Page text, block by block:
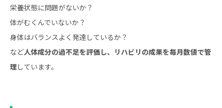
栄養状態に問題がないか？
体がむくんでいないか？
身体はバランスよく発達しているか？
など人体成分の過不足を評価し、リハビリの成果を毎月数値で管
理しています。